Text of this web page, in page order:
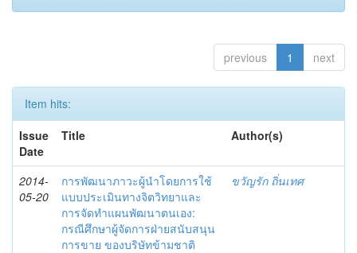
previous 1 next
Item hits:
Issue
Date
Title Author(s)
2014-
05-20
การพัฒนาภาวะผู้นำโดยการใช้
แบบประเมินทางจิตวิทยาและ
การจัดทำแผนพัฒนาตนเอง:
กรณีศึกษาผู้จัดการฝ่ายสนับสนุน
การขาย ของบริษัทข้ามชาติ
ขวัญรัก ถิ่นเทศ